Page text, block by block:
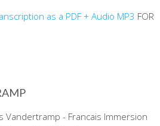
as a PDF + Audio MP3 FOR